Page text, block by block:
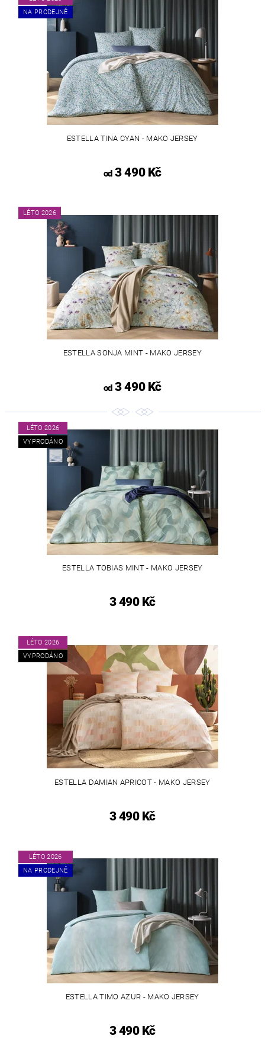
NA PRODEJNĚ
ESTELLA TINA CYAN - MAKO JERSEY
od3 490 Kč
LÉTO 2026
ESTELLA SONJA MINT - MAKO JERSEY
od3 490 Kč
LÉTO 2026
VYPRODÁNO
ESTELLA TOBIAS MINT - MAKO JERSEY
3 490 Kč
LÉTO 2026
VYPRODÁNO
ESTELLA DAMIAN APRICOT - MAKO JERSEY
3 490 Kč
LÉTO 2026
NA PRODEJNĚ
ESTELLA TIMO AZUR - MAKO JERSEY
3 490 Kč